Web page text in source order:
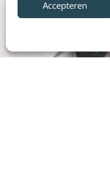
Accepteren